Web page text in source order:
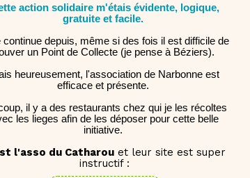
action solidaire m'étais évidente, logique,
gratuite et facile.
continue depuis, même si des fois il est difficile de
un Point de Collecte (je pense à Béziers).
heureusement, l'association de Narbonne est
efficace et présente.
il y a des restaurants chez qui je les récoltes
les lieges afin de les déposer pour cette belle
initiative.
l'asso du Catharou et leur site est super
instructif :